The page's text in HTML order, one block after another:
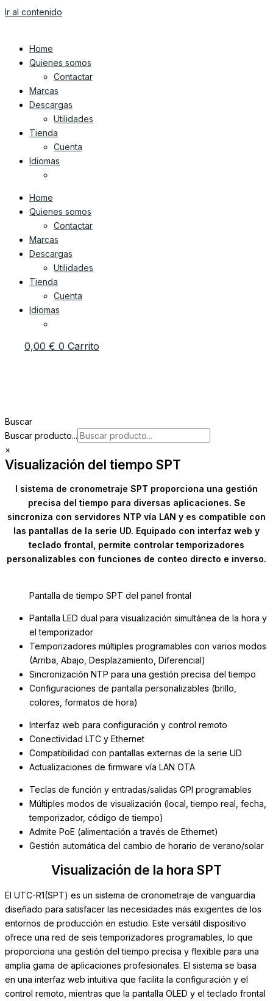
Ir al contenido
Home
Quienes somos
Contactar
Marcas
Descargas
Utilidades
Tienda
Cuenta
Idiomas
Home
Quienes somos
Contactar
Marcas
Descargas
Utilidades
Tienda
Cuenta
Idiomas
0,00 € 0 Carrito
Buscar
Buscar producto...
×
Visualización del tiempo SPT
l sistema de cronometraje SPT proporciona una gestión
precisa del tiempo para diversas aplicaciones. Se
sincroniza con servidores NTP vía LAN y es compatible con
las pantallas de la serie UD. Equipado con interfaz web y
teclado frontal, permite controlar temporizadores
personalizables con funciones de conteo directo e inverso.
Pantalla de tiempo SPT del panel frontal
Pantalla LED dual para visualización simultánea de la hora y
el temporizador
Temporizadores múltiples programables con varios modos
(Arriba, Abajo, Desplazamiento, Diferencial)
Sincronización NTP para una gestión precisa del tiempo
Configuraciones de pantalla personalizables (brillo,
colores, formatos de hora)
Interfaz web para configuración y control remoto
Conectividad LTC y Ethernet
Compatibilidad con pantallas externas de la serie UD
Actualizaciones de firmware vía LAN OTA
Teclas de función y entradas/salidas GPI programables
Múltiples modos de visualización (local, tiempo real, fecha,
temporizador, código de tiempo)
Admite PoE (alimentación a través de Ethernet)
Gestión automática del cambio de horario de verano/solar
Visualización de la hora SPT
El UTC-R1(SPT) es un sistema de cronometraje de vanguardia
diseñado para satisfacer las necesidades más exigentes de los
entornos de producción en estudio. Este versátil dispositivo
ofrece una red de seis temporizadores programables, lo que
proporciona una gestión del tiempo precisa y flexible para una
amplia gama de aplicaciones profesionales. El sistema se basa
en una interfaz web intuitiva que facilita la configuración y el
control remoto, mientras que la pantalla OLED y el teclado frontal